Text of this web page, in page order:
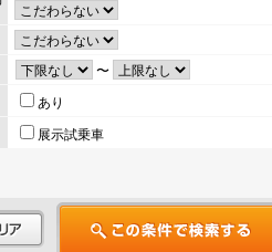
〜
あり
展示試乗車